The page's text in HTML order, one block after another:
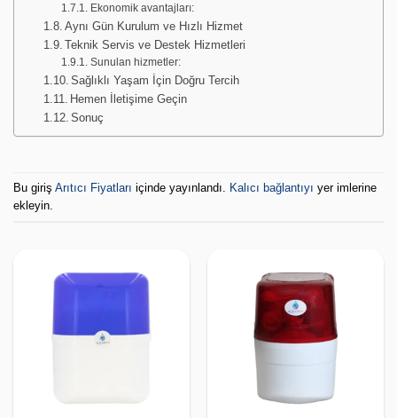
Ekonomik avantajları:
Aynı Gün Kurulum ve Hızlı Hizmet
Teknik Servis ve Destek Hizmetleri
Sunulan hizmetler:
Sağlıklı Yaşam İçin Doğru Tercih
Hemen İletişime Geçin
Sonuç
Bu giriş Arıtıcı Fiyatları içinde yayınlandı. Kalıcı bağlantıyı yer imlerine
ekleyin.